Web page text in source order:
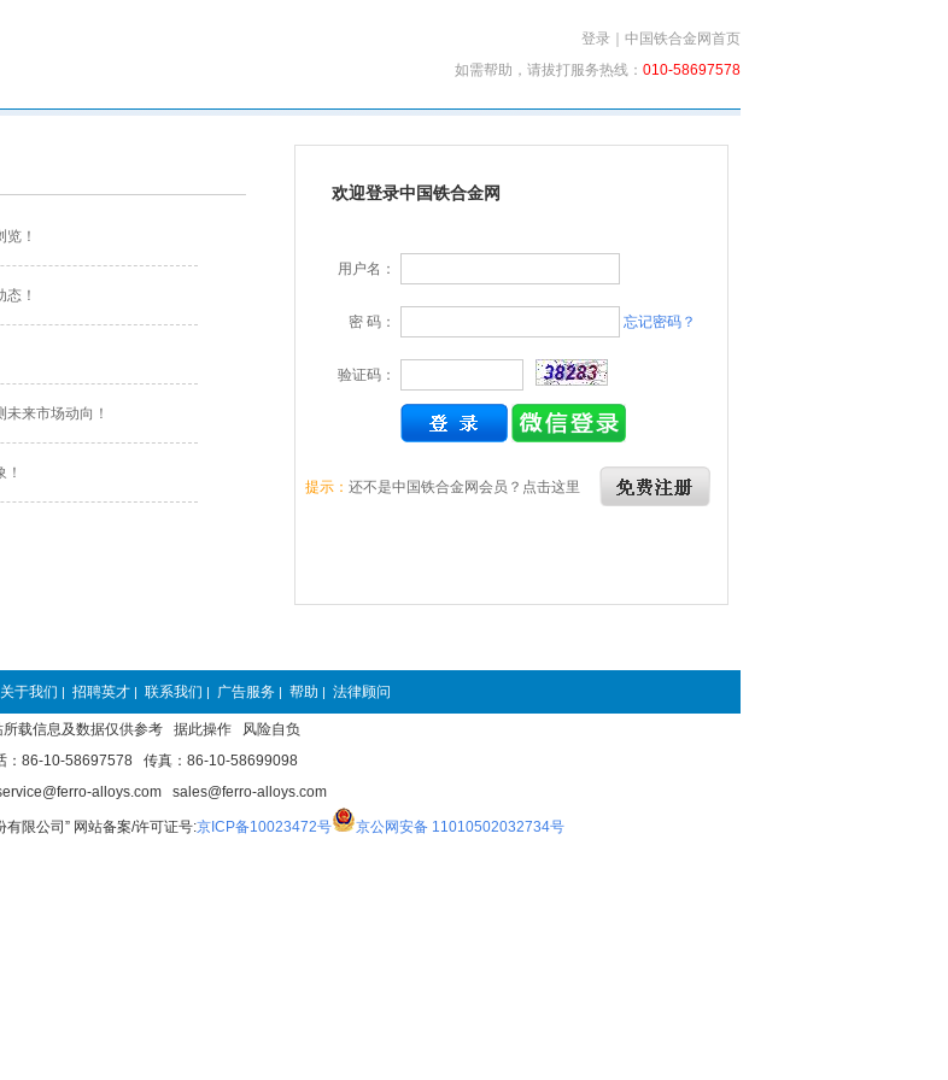
登录
中国铁合金网首页
如需帮助，请拔打服务热线： 010-58697578
！
！
来市场动向！
欢迎登录中国铁合金网
用户名：
密 码： 忘记密码？
验证码：
提示： 还不是中国铁合金网会员？点击这里
关于我们 | 招聘英才 | 联系我们 | 广告服务 | 帮助 | 法律顾问
所载信息及数据仅供参考 据此操作 风险自负
：86-10-58697578 传真：86-10-58699098
alloys.com sales@ferro-alloys.com
有限公司” 网站备案/许可证号:京ICP备10023472号 京公网安备 11010502032734号